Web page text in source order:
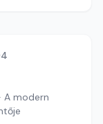
A modern